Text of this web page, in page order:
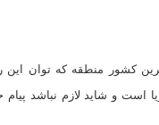
كشور منطقه كه توان اين را
است و شايد لازم نباشد